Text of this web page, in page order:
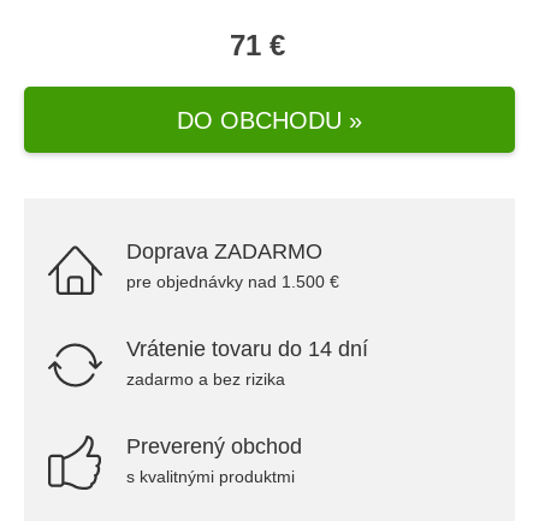
71 €
DO OBCHODU »
Doprava ZADARMO
pre objednávky nad 1.500 €
Vrátenie tovaru do 14 dní
zadarmo a bez rizika
Preverený obchod
s kvalitnými produktmi